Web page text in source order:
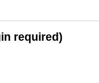
required)